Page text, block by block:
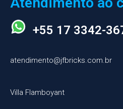
+55 17 3342-
atendimento@jfbricks.com.br
Villa Flamboyant